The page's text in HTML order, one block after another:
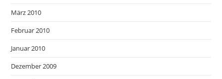
März 2010
Februar 2010
Januar 2010
Dezember 2009